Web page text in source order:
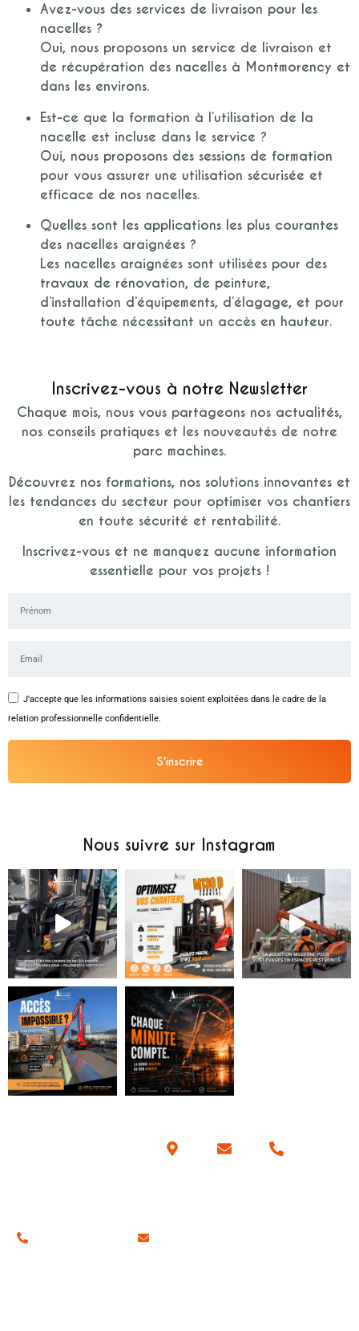
Avez-vous des services de livraison pour les
nacelles ?
Oui, nous proposons un service de livraison et
de récupération des nacelles à Montmorency et
dans les environs.
Est-ce que la formation à l’utilisation de la
nacelle est incluse dans le service ?
Oui, nous proposons des sessions de formation
pour vous assurer une utilisation sécurisée et
efficace de nos nacelles.
Quelles sont les applications les plus courantes
des nacelles araignées ?
Les nacelles araignées sont utilisées pour des
travaux de rénovation, de peinture,
d’installation d’équipements, d’élagage, et pour
toute tâche nécessitant un accès en hauteur.
Inscrivez-vous à notre Newsletter
Chaque mois, nous vous partageons nos actualités,
nos conseils pratiques et les nouveautés de notre
parc machines.
Découvrez nos formations, nos solutions innovantes et
les tendances du secteur pour optimiser vos chantiers
en toute sécurité et rentabilité.
Inscrivez-vous et ne manquez aucune information
essentielle pour vos projets !
J'accepte que les informations saisies soient exploitées dans le cadre de la
relation professionnelle confidentielle.
S'inscrire
Nous suivre sur Instagram